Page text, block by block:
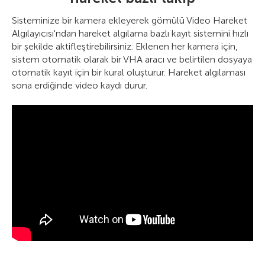
Sisteminize bir kamera ekleyerek gömülü Video Hareket
Algılayıcısı'ndan hareket algılama bazlı kayıt sistemini hızlı
bir şekilde aktifleştirebilirsiniz. Eklenen her kamera için,
sistem otomatik olarak bir VHA aracı ve belirtilen dosyaya
otomatik kayıt için bir kural oluşturur. Hareket algılaması
sona erdiğinde video kaydı durur.